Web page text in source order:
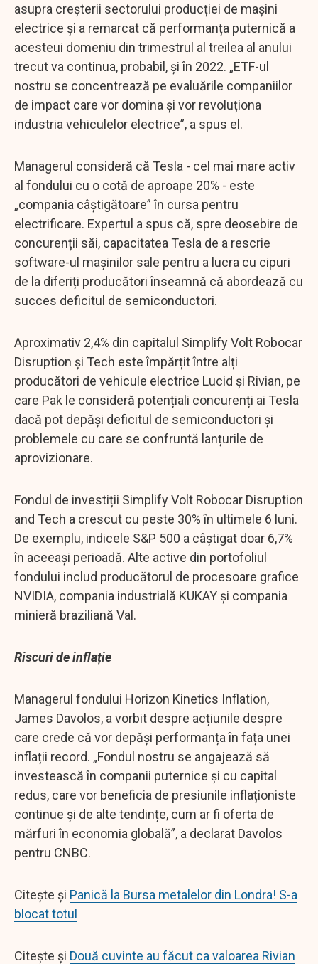
asupra creșterii sectorului producției de mașini
electrice și a remarcat că performanța puternică a
acesteui domeniu din trimestrul al treilea al anului
trecut va continua, probabil, și în 2022. „ETF-ul
nostru se concentrează pe evaluările companiilor
de impact care vor domina și vor revoluționa
industria vehiculelor electrice”, a spus el.
Managerul consideră că Tesla - cel mai mare activ
al fondului cu o cotă de aproape 20% - este
„compania câștigătoare” în cursa pentru
electrificare. Expertul a spus că, spre deosebire de
concurenții săi, capacitatea Tesla de a rescrie
software-ul mașinilor sale pentru a lucra cu cipuri
de la diferiți producători înseamnă că abordează cu
succes deficitul de semiconductori.
Aproximativ 2,4% din capitalul Simplify Volt Robocar
Disruption și Tech este împărțit între alți
producători de vehicule electrice Lucid și Rivian, pe
care Pak le consideră potențiali concurenți ai Tesla
dacă pot depăși deficitul de semiconductori și
problemele cu care se confruntă lanțurile de
aprovizionare.
Fondul de investiții Simplify Volt Robocar Disruption
and Tech a crescut cu peste 30% în ultimele 6 luni.
De exemplu, indicele S&P 500 a câștigat doar 6,7%
în aceeași perioadă. Alte active din portofoliul
fondului includ producătorul de procesoare grafice
NVIDIA, compania industrială KUKAY și compania
minieră braziliană Val.
Riscuri de inflație
Managerul fondului Horizon Kinetics Inflation,
James Davolos, a vorbit despre acțiunile despre
care crede că vor depăși performanța în fața unei
inflații record. „Fondul nostru se angajează să
investească în companii puternice și cu capital
redus, care vor beneficia de presiunile inflaționiste
continue și de alte tendințe, cum ar fi oferta de
mărfuri în economia globală”, a declarat Davolos
pentru CNBC.
Citește și Panică la Bursa metalelor din Londra! S-a
blocat totul
Citește și Două cuvinte au făcut ca valoarea Rivian